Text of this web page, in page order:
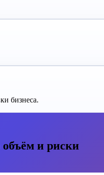
бизнеса.
и риски